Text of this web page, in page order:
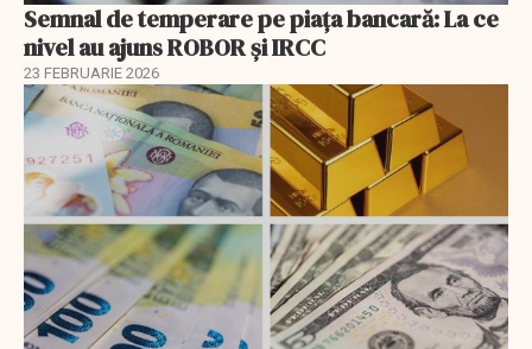
Semnal de temperare pe piața bancară: La ce
nivel au ajuns ROBOR şi IRCC
23 FEBRUARIE 2026